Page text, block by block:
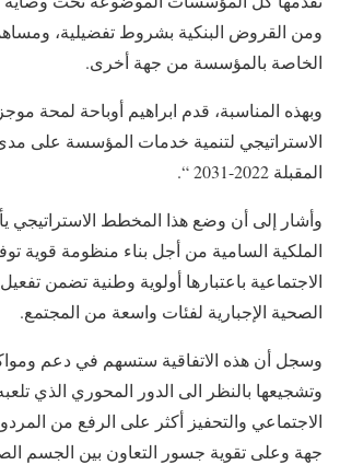
ومن القروض البنكية بشروط تفضيلية،
الخاصة بالمؤسسة من جهة أخرى.
وبهذه المناسبة، قدم ابراهيم أوباحة لمحة
الاستراتيجي لتنمية خدمات المؤسسة على
المقبلة 2022-2031 “.
وأشار إلى أن وضع هذا المخطط الاستراتيجي
الملكية السامية من أجل بناء منظومة قوية
الاجتماعية باعتبارها أولوية وطنية تضمن
الصحية الإجبارية لفئات واسعة من المجتمع.
وسجل أن هذه الاتفاقية ستسهم في دعم
وتشجيعها بالنظر الى الدور المحوري الذي
الاجتماعي والتحفيز أكثر على الرفع من
جهة وعلى تقوية جسور التعاون بين الجسم